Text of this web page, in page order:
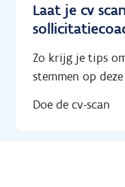
Laat je cv
Zo krijg je tips
stemmen op
Doe de cv-scan